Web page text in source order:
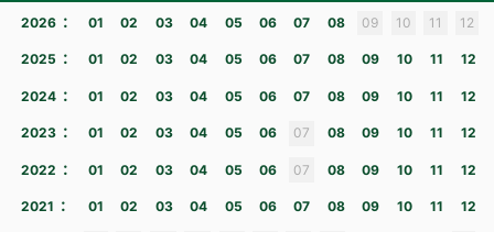
2026 : 01 02 03 04 05 06 07 08 09 10 11 12
2025 : 01 02 03 04 05 06 07 08 09 10 11 12
2024 : 01 02 03 04 05 06 07 08 09 10 11 12
2023 : 01 02 03 04 05 06 07 08 09 10 11 12
2022 : 01 02 03 04 05 06 07 08 09 10 11 12
2021 : 01 02 03 04 05 06 07 08 09 10 11 12